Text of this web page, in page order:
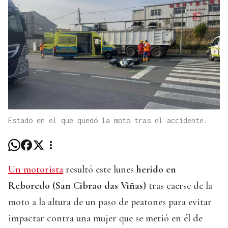
Estado en el que quedó la moto tras el accidente.
Un motorista resultó este lunes herido en
Reboredo (San Cibrao das Viñas) tras caerse de la
moto a la altura de un paso de peatones para evitar
impactar contra una mujer que se metió en él de